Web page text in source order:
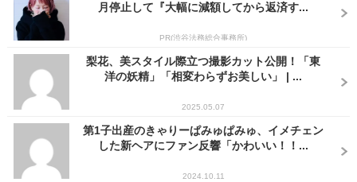
月停止して『大幅に減額してから返済す...
PR(渋谷法務総合事務所)
梨花、美スタイル際立つ撮影カット公開！「東
洋の妖精」「相変わらずお美しい」 | ...
2025.05.07
第1子出産のきゃりーぱみゅぱみゅ、イメチェン
した新ヘアにファン反響「かわいい！！...
2024.10.11